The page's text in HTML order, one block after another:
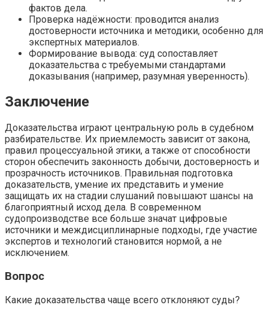
фактов дела.
Проверка надёжности: проводится анализ
достоверности источника и методики, особенно для
экспертных материалов.
Формирование вывода: суд сопоставляет
доказательства с требуемыми стандартами
доказывания (например, разумная уверенность).
Заключение
Доказательства играют центральную роль в судебном
разбирательстве. Их приемлемость зависит от закона,
правил процессуальной этики, а также от способности
сторон обеспечить законность добычи, достоверность и
прозрачность источников. Правильная подготовка
доказательств, умение их представить и умение
защищать их на стадии слушаний повышают шансы на
благоприятный исход дела. В современном
судопроизводстве все больше значат цифровые
источники и междисциплинарные подходы, где участие
экспертов и технологий становится нормой, а не
исключением.
Вопрос
Какие доказательства чаще всего отклоняют суды?